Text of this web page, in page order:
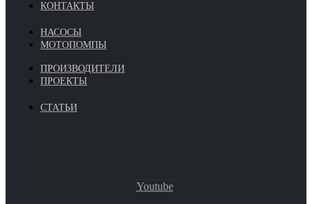
КОНТАКТЫ
НАСОСЫ
МОТОПОМПЫ
ПРОИЗВОДИТЕЛИ
ПРОЕКТЫ
СТАТЬИ
Youtube